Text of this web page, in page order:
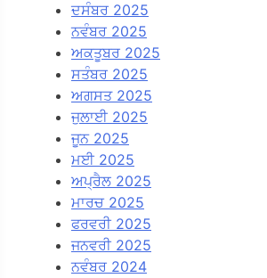
ਦਸੰਬਰ 2025
ਨਵੰਬਰ 2025
ਅਕਤੂਬਰ 2025
ਸਤੰਬਰ 2025
ਅਗਸਤ 2025
ਜੁਲਾਈ 2025
ਜੂਨ 2025
ਮਈ 2025
ਅਪ੍ਰੈਲ 2025
ਮਾਰਚ 2025
ਫਰਵਰੀ 2025
ਜਨਵਰੀ 2025
ਨਵੰਬਰ 2024